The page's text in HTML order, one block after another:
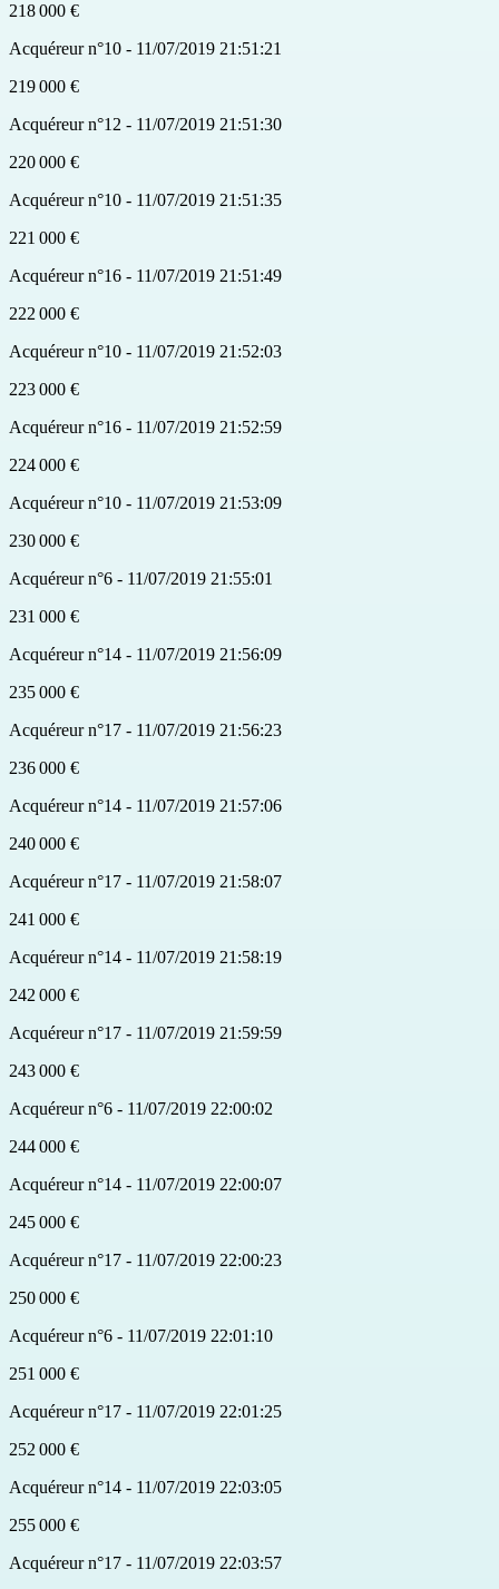
218 000 €
Acquéreur n°10 - 11/07/2019 21:51:21
219 000 €
Acquéreur n°12 - 11/07/2019 21:51:30
220 000 €
Acquéreur n°10 - 11/07/2019 21:51:35
221 000 €
Acquéreur n°16 - 11/07/2019 21:51:49
222 000 €
Acquéreur n°10 - 11/07/2019 21:52:03
223 000 €
Acquéreur n°16 - 11/07/2019 21:52:59
224 000 €
Acquéreur n°10 - 11/07/2019 21:53:09
230 000 €
Acquéreur n°6 - 11/07/2019 21:55:01
231 000 €
Acquéreur n°14 - 11/07/2019 21:56:09
235 000 €
Acquéreur n°17 - 11/07/2019 21:56:23
236 000 €
Acquéreur n°14 - 11/07/2019 21:57:06
240 000 €
Acquéreur n°17 - 11/07/2019 21:58:07
241 000 €
Acquéreur n°14 - 11/07/2019 21:58:19
242 000 €
Acquéreur n°17 - 11/07/2019 21:59:59
243 000 €
Acquéreur n°6 - 11/07/2019 22:00:02
244 000 €
Acquéreur n°14 - 11/07/2019 22:00:07
245 000 €
Acquéreur n°17 - 11/07/2019 22:00:23
250 000 €
Acquéreur n°6 - 11/07/2019 22:01:10
251 000 €
Acquéreur n°17 - 11/07/2019 22:01:25
252 000 €
Acquéreur n°14 - 11/07/2019 22:03:05
255 000 €
Acquéreur n°17 - 11/07/2019 22:03:57